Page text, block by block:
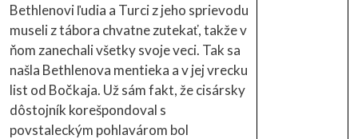
Bethlenovi ľudia a Turci z jeho sprievodu
museli z tábora chvatne zutekať, takže v
ňom zanechali všetky svoje veci. Tak sa
našla Bethlenova mentieka a v jej vrecku
list od Bočkaja. Už sám fakt, že cisársky
dôstojník korešpondoval s
povstaleckým pohlavárom bol